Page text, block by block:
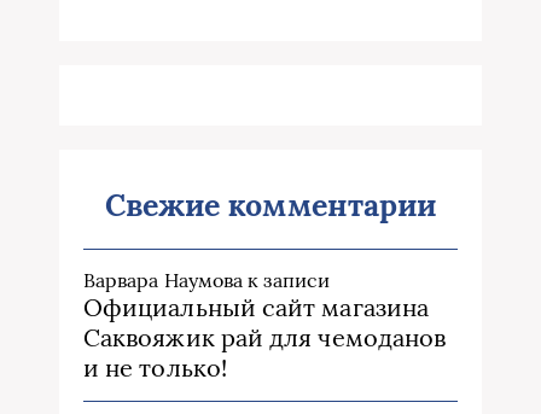
Свежие комментарии
Варвара Наумова к записи
Официальный сайт магазина
Саквояжик рай для чемоданов
и не только!